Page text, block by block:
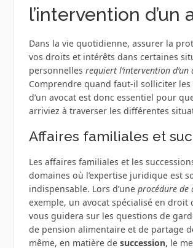
l’intervention d’un
Dans la vie quotidienne, assurer la
vos droits et intérêts dans certaines
personnelles requiert l’intervention d’un
Comprendre quand faut-il solliciter les
d’un avocat est donc essentiel pour
arriviez à traverser les différentes
Affaires familiales et
Les affaires familiales et les
domaines où l’expertise juridique est
indispensable. Lors d’une procédure de
exemple, un avocat spécialisé en droit
vous guidera sur les questions de
de pension alimentaire et de partage
même, en matière de succession, le